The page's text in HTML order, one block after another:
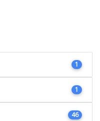
1
1
46